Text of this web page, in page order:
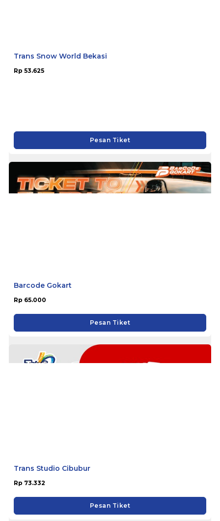
Pesan Tiket
Barcode Gokart
Rp 65.000
Pesan Tiket
Trans Studio Cibubur
Rp 73.332
Pesan Tiket